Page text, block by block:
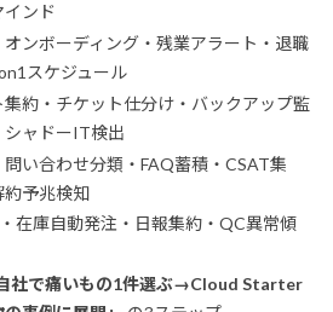
ンド
ンボーディング・残業アラート・退職
スケジュール
約・チケット仕分け・バックアップ監
シャドーIT検出
い合わせ分類・FAQ蓄積・CSAT集
予兆検知
在庫自動発注・日報集約・QC異常傾
自社で痛いもの1件選ぶ→Cloud Starter